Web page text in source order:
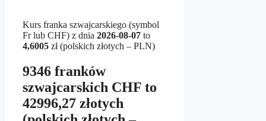
Kurs franka szwajcarskiego (symbol
Fr lub CHF) z dnia 2026-08-07 to
4,6005 zł (polskich złotych – PLN)
9346 franków
szwajcarskich CHF to
42996,27 złotych